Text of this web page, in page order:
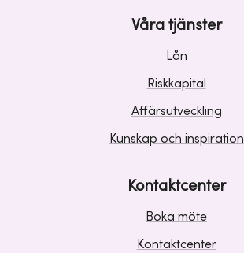
Våra tjänster
Lån
Riskkapital
Affärsutveckling
Kunskap och inspiration
Kontaktcenter
Boka möte
Kontaktcenter